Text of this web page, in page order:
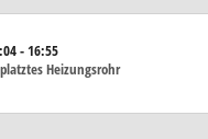
- 16:55
Heizungsrohr